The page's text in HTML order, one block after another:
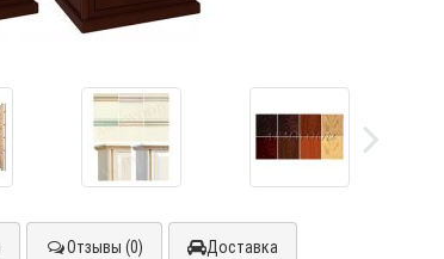
Отзывы (0) Доставка